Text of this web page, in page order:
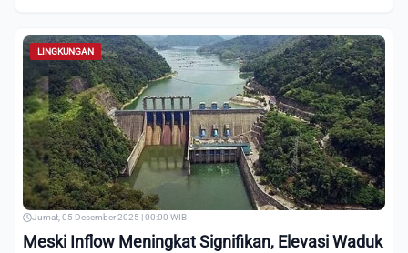
LINGKUNGAN
Jumat, 05 Desember 2025 | 00:00 WIB
Meski Inflow Meningkat Signifikan, Elevasi Waduk